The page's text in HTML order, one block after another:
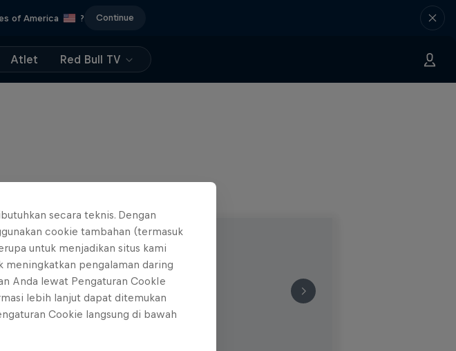
of America ? Continue
Atlet Red Bull TV
wheel films, shows …
secara teknis. Dengan
cookie tambahan (termasuk
untuk menjadikan situs kami
meningkatkan pengalaman daring
Anda lewat Pengaturan CookIe
lebih lanjut dapat ditemukan
Cookie langsung di bawah